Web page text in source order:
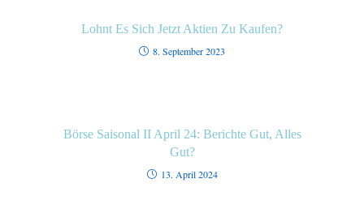
Lohnt Es Sich Jetzt Aktien Zu Kaufen?
8. September 2023
Börse Saisonal II April 24: Berichte Gut, Alles
Gut?
13. April 2024